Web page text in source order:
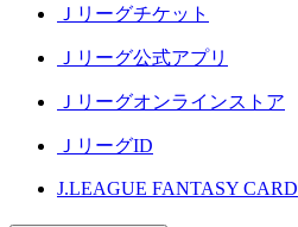
Ｊリーグチケット
Ｊリーグ公式アプリ
Ｊリーグオンラインストア
ＪリーグID
J.LEAGUE FANTASY CARD